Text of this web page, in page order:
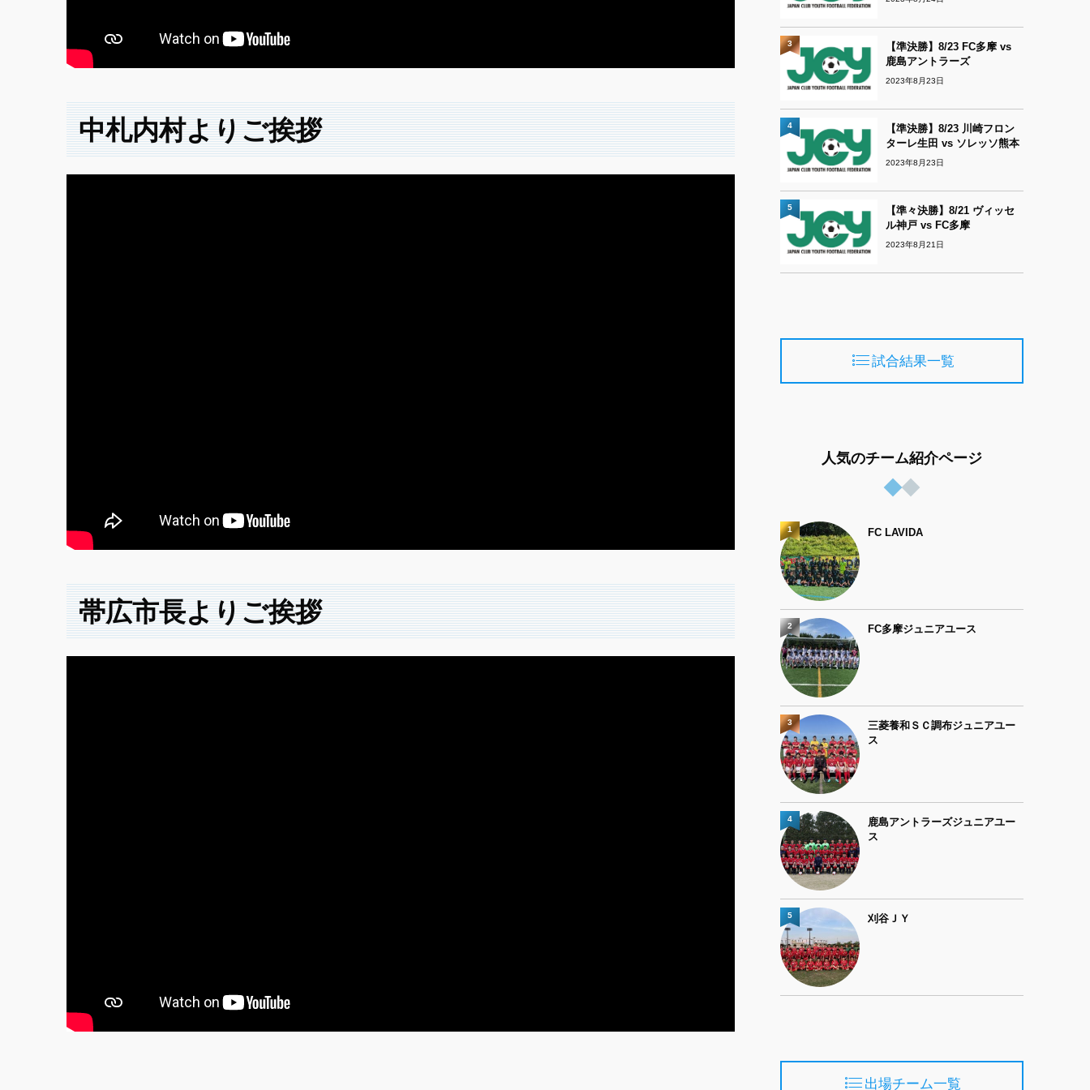
中札内村よりご挨拶
帯広市長よりご挨拶
【準決勝】8/23 FC多摩 vs
鹿島アントラーズ
2023年8月23日
3
【準決勝】8/23 川崎フロン
ターレ生田 vs ソレッソ熊本
2023年8月23日
4
【準々決勝】8/21 ヴィッセ
ル神戸 vs FC多摩
2023年8月21日
5
試合結果一覧
人気のチーム紹介ページ
FC LAVIDA
1
FC多摩ジュニアユース
2
三菱養和ＳＣ調布ジュニアユー
ス
3
鹿島アントラーズジュニアユー
ス
4
刈谷ＪＹ
5
出場チーム一覧